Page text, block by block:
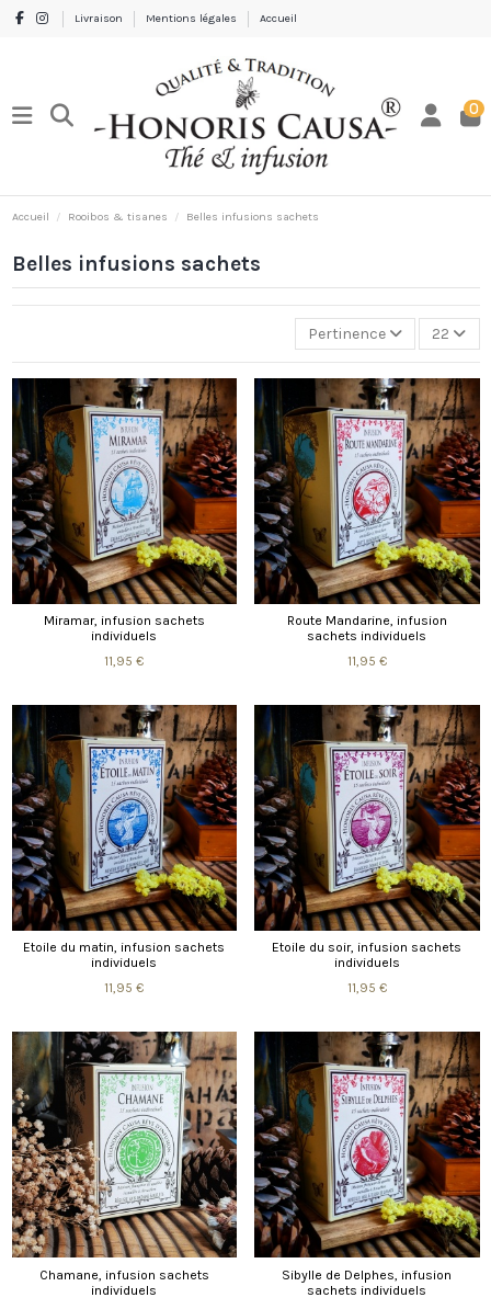
Livraison Mentions légales Accueil
0
Accueil Rooibos & tisanes Belles infusions sachets
Belles infusions sachets
Pertinence 22
Miramar, infusion sachets
individuels
11,95 €
Route Mandarine, infusion
sachets individuels
11,95 €
Etoile du matin, infusion sachets
individuels
11,95 €
Etoile du soir, infusion sachets
individuels
11,95 €
Chamane, infusion sachets
individuels
Sibylle de Delphes, infusion
sachets individuels